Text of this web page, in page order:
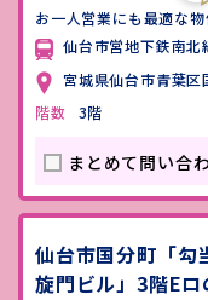
お一人営業にも最適な
仙台市営地下鉄南
宮城県仙台市青葉区
階数
3階
まとめて問い合
仙台市国分町「勾
旋門ビル」3階E